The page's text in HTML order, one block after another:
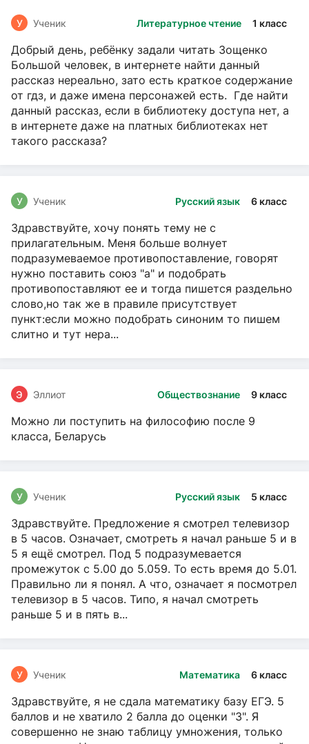
Литературное чтение 1 класс
У Ученик
Добрый день, ребёнку задали читать Зощенко
Большой человек, в интернете найти данный
рассказ нереально, зато есть краткое содержание
от гдз, и даже имена персонажей есть. Где найти
данный рассказ, если в библиотеку доступа нет, а
в интернете даже на платных библиотеках нет
такого рассказа?
Русский язык 6 класс
У Ученик
Здравствуйте, хочу понять тему не с
прилагательным. Меня больше волнует
подразумеваемое противопоставление, говорят
нужно поставить союз "а" и подобрать
противопоставляют ее и тогда пишется раздельно
слово,но так же в правиле присутствует
пункт:если можно подобрать синоним то пишем
слитно и тут нера...
Обществознание 9 класс
Э Эллиот
Можно ли поступить на философию после 9
класса, Беларусь
Русский язык 5 класс
У Ученик
Здравствуйте. Предложение я смотрел телевизор
в 5 часов. Означает, смотреть я начал раньше 5 и в
5 я ещё смотрел. Под 5 подразумевается
промежуток с 5.00 до 5.059. То есть время до 5.01.
Правильно ли я понял. А что, означает я посмотрел
телевизор в 5 часов. Типо, я начал смотреть
раньше 5 и в пять в...
Математика 6 класс
У Ученик
Здравствуйте, я не сдала математику базу ЕГЭ. 5
баллов и не хватило 2 балла до оценки "3". Я
совершенно не знаю таблицу умножения, только